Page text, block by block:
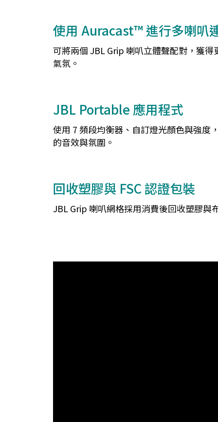
使用 Auracast™ 進行多喇叭
可將兩個 JBL Grip 喇叭立體聲配對，獲
氣氛。
JBL Portable 應用程式
使用 7 頻段均衡器、自訂燈光顏色與強度
的音效與氛圍。
回收塑膠與 FSC 認證包裝
JBL Grip 喇叭網格採用消費後回收塑膠與